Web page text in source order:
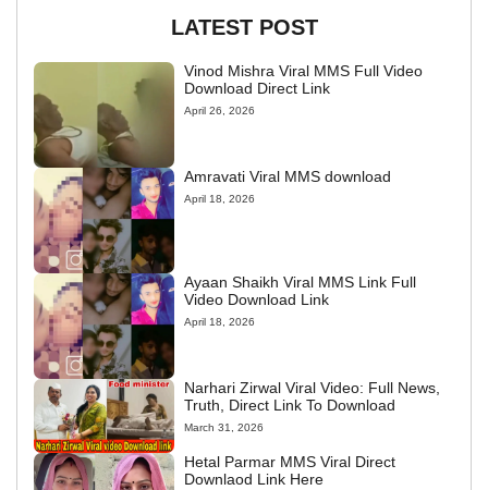
LATEST POST
Vinod Mishra Viral MMS Full Video
Download Direct Link
April 26, 2026
Amravati Viral MMS download
April 18, 2026
Ayaan Shaikh Viral MMS Link Full
Video Download Link
April 18, 2026
Narhari Zirwal Viral Video: Full News,
Truth, Direct Link To Download
March 31, 2026
Hetal Parmar MMS Viral Direct
Downlaod Link Here